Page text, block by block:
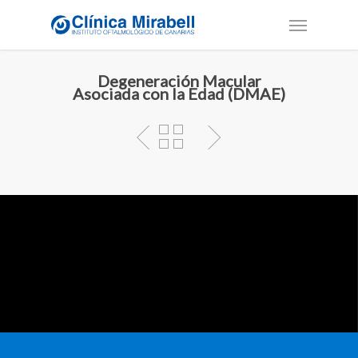
Degeneración Macular
Asociada con la Edad (DMAE)